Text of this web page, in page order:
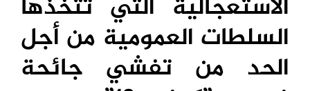
الاستعجالية التي تتخذها
السلطات العمومية من أجل
الحد من تفشي جائحة